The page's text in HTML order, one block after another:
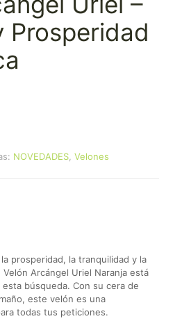
Prosperidad
NOVEDADES Velones
prosperidad, la tranquilidad y la
Arcángel Uriel Naranja está
búsqueda. Con su cera de
este velón es una
todas tus peticiones.